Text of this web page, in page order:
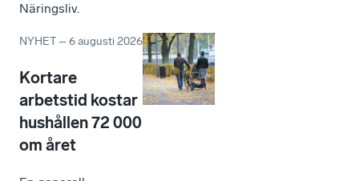
Näringsliv.
NYHET –6 augusti 2026
Kortare
arbetstid kostar
hushållen 72 000
om året